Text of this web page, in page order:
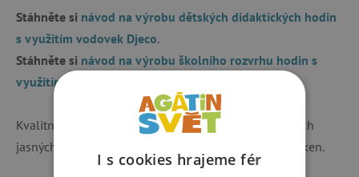
Stáhněte si návod na výrobu dětských didaktických hodin
s využitím vodovek Djeco.
Stáhněte si návod na výrobu školního rozvrhu hodin s
využitím vodovek Djeco
Kvalitní vodovky pro děti. Balení obsahuje 12 krásných
jasných barev a velice kvalitní štětec z přírodních vláken.
I s cookies hrajeme fér